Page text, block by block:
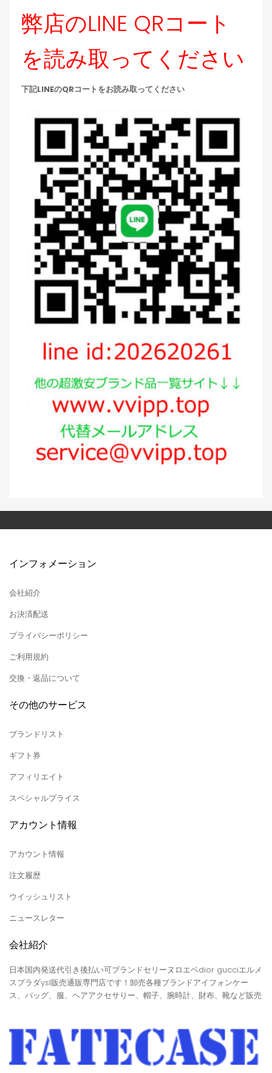
弊店のLINE QRコート
を読み取ってください
下記LINEのQRコートをお読み取ってください
インフォメーション
会社紹介
お決済配送
プライバシーポリシー
ご利用規約
交換・返品について
その他のサービス
ブランドリスト
ギフト券
アフィリエイト
スペシャルプライス
アカウント情報
アカウント情報
注文履歴
ウイッシュリスト
ニュースレター
会社紹介
日本国内発送代引き後払い可ブランドセリーヌロエベdior gucciエルメ
スプラダysl販売通販専門店です！卸売各種ブランドアイフォンケー
ス、バッグ、服、ヘアアクセサりー、帽子、腕時計、財布、靴など販売